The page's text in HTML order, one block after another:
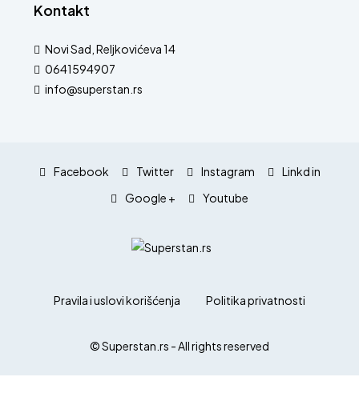
Kontakt
Novi Sad, Reljkovićeva 14
0641594907
info@superstan.rs
Facebook Twitter Instagram
Linkd in
Google +
Youtube
Pravila i uslovi korišćenja Politika privatnosti
© Superstan.rs - All rights reserved